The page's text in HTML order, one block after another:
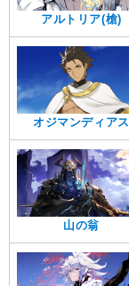
アルトリア(槍)
オジマンディアス
山の翁